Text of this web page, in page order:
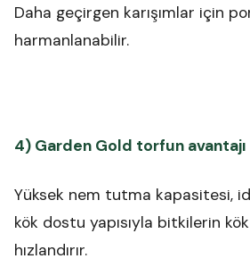
Daha geçirgen karışımlar için
harmanlanabilir.
4) Garden Gold torfun
Yüksek nem tutma kapasitesi,
kök dostu yapısıyla bitkilerin
hızlandırır.